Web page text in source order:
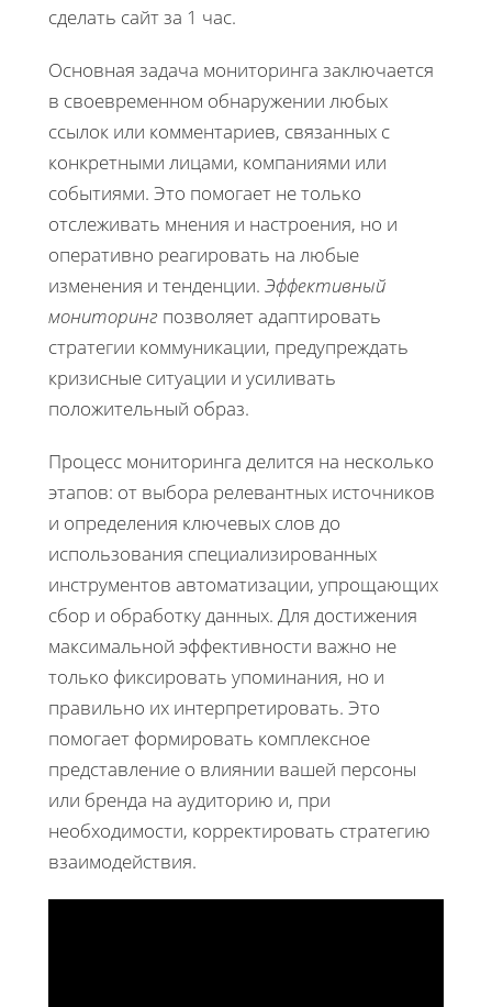
сделать сайт за 1 час.
Основная задача мониторинга заключается
в своевременном обнаружении любых
ссылок или комментариев, связанных с
конкретными лицами, компаниями или
событиями. Это помогает не только
отслеживать мнения и настроения, но и
оперативно реагировать на любые
изменения и тенденции. Эффективный
мониторинг позволяет адаптировать
стратегии коммуникации, предупреждать
кризисные ситуации и усиливать
положительный образ.
Процесс мониторинга делится на несколько
этапов: от выбора релевантных источников
и определения ключевых слов до
использования специализированных
инструментов автоматизации, упрощающих
сбор и обработку данных. Для достижения
максимальной эффективности важно не
только фиксировать упоминания, но и
правильно их интерпретировать. Это
помогает формировать комплексное
представление о влиянии вашей персоны
или бренда на аудиторию и, при
необходимости, корректировать стратегию
взаимодействия.